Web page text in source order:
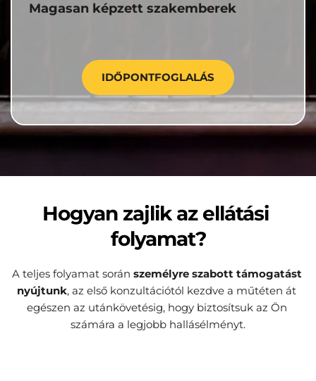
Magasan képzett szakemberek
IDŐPONTFOGLALÁS
Hogyan zajlik az ellátási
folyamat?
A teljes folyamat során személyre szabott támogatást
nyújtunk, az első konzultációtól kezdve a műtéten át
egészen az utánkövetésig, hogy biztosítsuk az Ön
számára a legjobb hallásélményt.